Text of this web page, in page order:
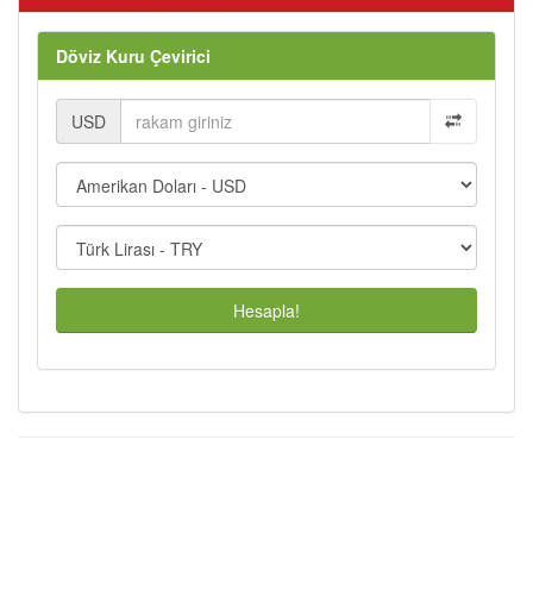
Döviz Kuru Çevirici
USD
Hesapla!